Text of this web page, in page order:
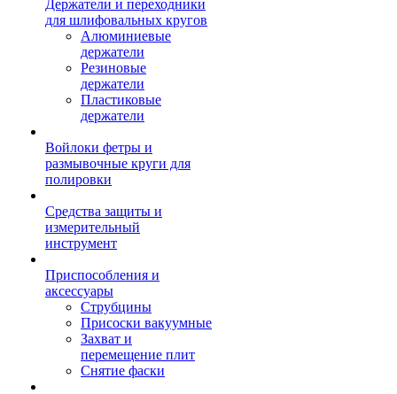
Держатели и переходники
для шлифовальных кругов
Алюминиевые
держатели
Резиновые
держатели
Пластиковые
держатели
Войлоки фетры и
размывочные круги для
полировки
Средства защиты и
измерительный
инструмент
Приспособления и
аксессуары
Струбцины
Присоски вакуумные
Захват и
перемещение плит
Снятие фаски